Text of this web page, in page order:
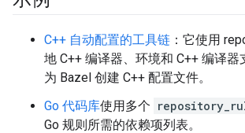
C++ 自动配置的工具链 ：它使用
地 C++ 编译器、环境和 C++ 编译
为 Bazel 创建 C++ 配置文件。
Go 代码库使用多个
Go 规则所需的依赖项列表。